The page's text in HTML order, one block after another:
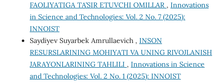
FAOLIYATIGA TA’SIR ETUVCHI OMILLAR , Innovations
in Science and Technologies: Vol. 2 No. 7 (2025):
INNOIST
Saydiyev Suyarbek Amrullaevich , INSON
RESURSLARINING MOHIYATI VA UNING RIVOJLANISH
JARAYONLARINING TAHLILI , Innovations in Science
and Technologies: Vol. 2 No. 1 (2025): INNOIST